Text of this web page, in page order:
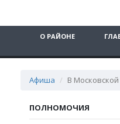
О РАЙОНЕ
Афиша В
ПОЛНОМОЧИЯ